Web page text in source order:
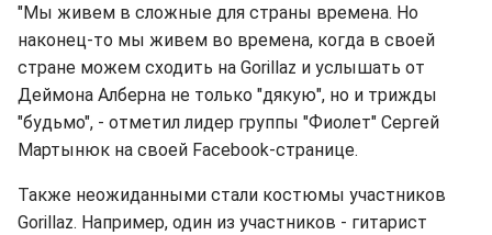
"Мы живем в сложные для страны времена. Но
наконец-то мы живем во времена, когда в своей
стране можем сходить на Gorillaz и услышать от
Деймона Алберна не только "дякую", но и трижды
"будьмо", - отметил лидер группы "Фиолет" Сергей
Мартынюк на своей Facebook-странице.
Также неожиданными стали костюмы участников
Gorillaz. Например, один из участников - гитарист